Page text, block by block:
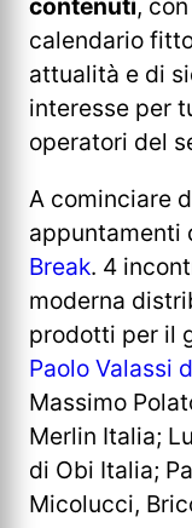
contenuti,
calendario
attualità e di
interesse per
operatori del
A cominciare
appuntamenti
Break. 4
moderna
prodotti per il
Paolo Valassi
Massimo
Merlin Italia;
di Obi Italia;
Micolucci,